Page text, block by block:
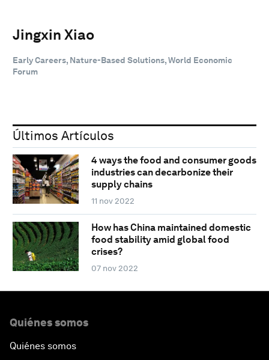
Jingxin Xiao
Early Careers, Nature-Based Solutions, World Economic
Forum
Últimos Artículos
4 ways the food and consumer goods
industries can decarbonize their
supply chains
11 nov 2022
How has China maintained domestic
food stability amid global food
crises?
07 nov 2022
Quiénes somos
Quiénes somos